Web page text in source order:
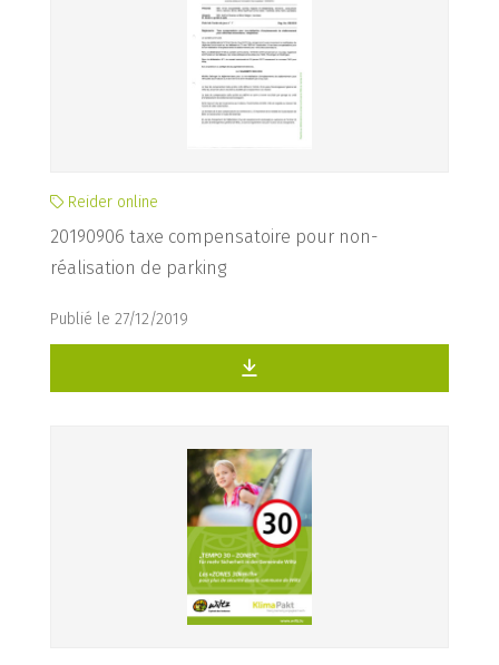
Reider online
20190906 taxe compensatoire pour non-
réalisation de parking
Publié le 27/12/2019